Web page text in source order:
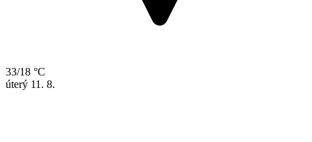
33/18 °C
úterý 11. 8.